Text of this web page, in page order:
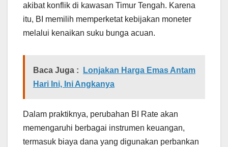
akibat konflik di kawasan Timur Tengah. Karena
itu, BI memilih memperketat kebijakan moneter
melalui kenaikan suku bunga acuan.
Baca Juga :
Lonjakan Harga Emas Antam
Hari Ini, Ini Angkanya
Dalam praktiknya, perubahan BI Rate akan
memengaruhi berbagai instrumen keuangan,
termasuk biaya dana yang digunakan perbankan